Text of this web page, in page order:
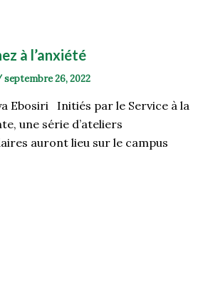
à l’anxiété
septembre 26, 2022
Ebosiri Initiés par le Service à la
une série d’ateliers
auront lieu sur le campus